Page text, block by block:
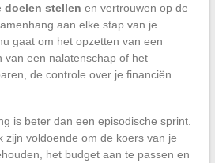
doelen stellen en vertrouwen op de
aan elke stap van je
gaat om het opzetten van een
van een nalatenschap of het
de controle over je financiën
is beter dan een episodische sprint.
zijn voldoende om de koers van je
het budget aan te passen en